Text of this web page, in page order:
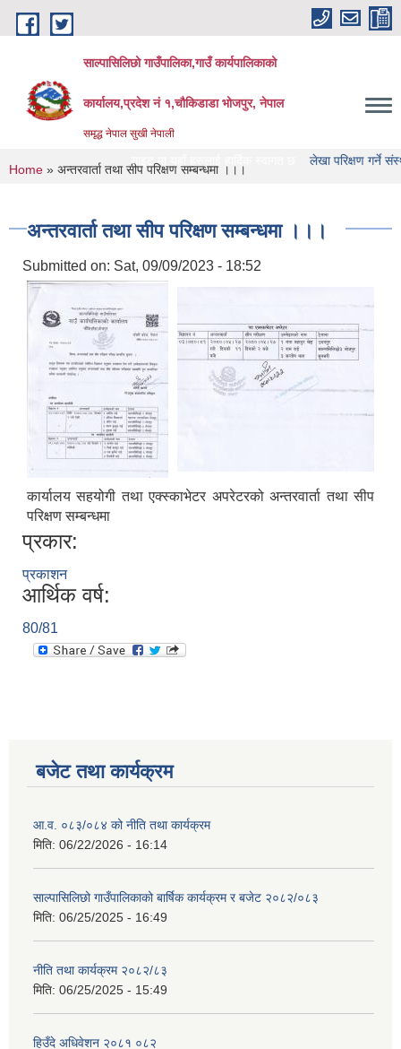
Skip to main content
साल्पासिलिछो गाउँपालिका,गाउँ कार्यपालिकाको
कार्यालय,प्रदेश नं १,चौकिडाडा भोजपुर, नेपाल
समृद्ध नेपाल सुखी नेपाली
को वेभसाइट मा यहाँ हरुलाई हार्दिक स्वागत छ लेखा परिक्षण गर्ने संस्था हरु को
You are here
Home » अन्तरवार्ता तथा सीप परिक्षण सम्बन्धमा ।।।
अन्तरवार्ता तथा सीप परिक्षण सम्बन्धमा ।।।
Submitted on: Sat, 09/09/2023 - 18:52
कार्यालय सहयोगी तथा एक्स्काभेटर अपरेटरको अन्तरवार्ता तथा सीप
परिक्षण सम्बन्धमा
प्रकार:
प्रकाशन
आर्थिक वर्ष:
80/81
बजेट तथा कार्यक्रम
आ.व. ०८३/०८४ को नीति तथा कार्यक्रम
मिति: 06/22/2026 - 16:14
साल्पासिलिछो गाउँपालिकाको बार्षिक कार्यक्रम र बजेट २०८२/०८३
मिति: 06/25/2025 - 16:49
नीति तथा कार्यक्रम २०८२/८३
मिति: 06/25/2025 - 15:49
हिउँदे अधिवेशन २०८१ ०८२